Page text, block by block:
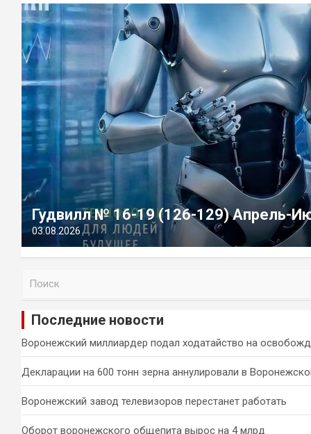
Гудвилл № 16-19 (126-129) Апрель-
03.08.2026
и
Последние новости
Воронежский миллиардер подал ходатайство на
Декларации на 600 тонн зерна аннулировали в
Воронежский завод телевизоров перестанет работать
Оборот воронежского общепита вырос на 4 млрд